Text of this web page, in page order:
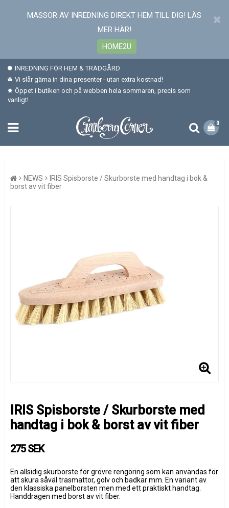
MASSOR AV INREDNING DIREKT HEM TILL DIG! LÄS
MER HÄR!
HOME2U
INREDNING FÖR HEM & TRÄDGÅRD
Vi slår gärna in dina presenter - utan extra kostnad!
Öppet i butiken och på webben hela sommaren, precis som
vanligt!
0
NEWS
IRIS Spisborste / Skurborste med handtag i bok &
borst av vit fiber
IRIS Spisborste / Skurborste med
handtag i bok & borst av vit fiber
275 SEK
En allsidig skurborste för grövre rengöring som kan användas för
att skura såväl trasmattor, golv och badkar mm. En variant av
den klassiska panelborsten men med ett praktiskt handtag.
Handdragen med borst av vit fiber.